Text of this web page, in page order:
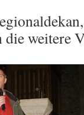
weitere